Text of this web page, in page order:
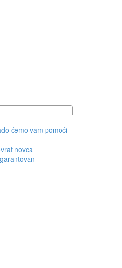
ćemo vam pomoći
novca